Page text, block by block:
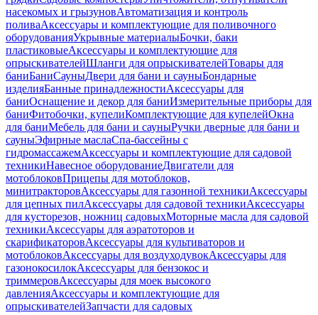
насекомых и грызуновАвтоматизация и контроль
поливаАксессуары и комплектующие для поливочного
оборудованияУкрывные материалыБочки, баки
пластиковыеАксессуары и комплектующие для
опрыскивателейШланги для опрыскивателейТовары для
баниБаниСауныДвери для бани и сауныБондарные
изделияБанные принадлежностиАксессуары для
баниОснащение и декор для баниИзмерительные приборы для
баниФитобочки, купелиКомплектующие для купелейОкна
для баниМебель для бани и сауныРучки дверные для бани и
сауныЭфирные маслаСпа-бассейны с
гидромассажемАксессуары и комплектующие для садовой
техникиНавесное оборудованиеДвигатели для
мотоблоковПрицепы для мотоблоков,
минитракторовАксессуары для газонной техникиАксессуары
для цепных пилАксессуары для садовой техникиАксессуары
для кусторезов, ножниц садовыхМоторные масла для садовой
техникиАксессуары для аэратоторов и
скарификаторовАксессуары для культиваторов и
мотоблоковАксессуары для воздуходувокАксессуары для
газонокосилокАксессуары для бензокос и
триммеровАксессуары для моек высокого
давленияАксессуары и комплектующие для
опрыскивателейЗапчасти для садовых